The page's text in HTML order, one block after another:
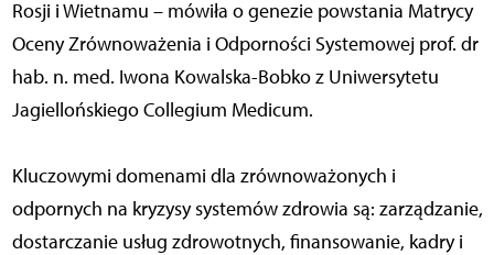
Rosji i Wietnamu – mówiła o genezie powstania Matrycy
Oceny Zrównoważenia i Odporności Systemowej prof. dr
hab. n. med. Iwona Kowalska-Bobko z Uniwersytetu
Jagiellońskiego Collegium Medicum.
Kluczowymi domenami dla zrównoważonych i
odpornych na kryzysy systemów zdrowia są: zarządzanie,
dostarczanie usług zdrowotnych, finansowanie, kadry i